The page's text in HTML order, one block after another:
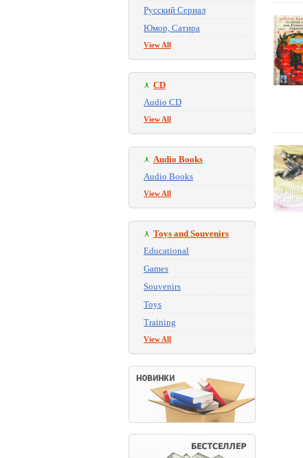
Русский Сериал
Юмор, Сатира
View All
CD
Audio CD
View All
Audio Books
Audio Books
View All
Toys and Souvenirs
Educational
Games
Souvenirs
Toys
Training
View All